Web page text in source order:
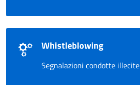
Whistleblowing
Segnalazioni condotte illecite